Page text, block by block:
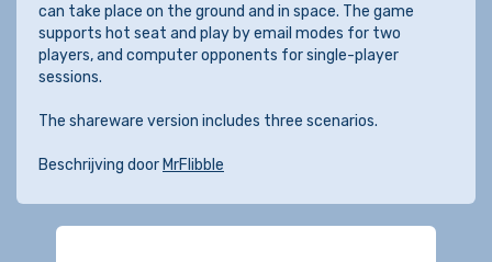
can take place on the ground and in space. The game
supports hot seat and play by email modes for two
players, and computer opponents for single-player
sessions.
The shareware version includes three scenarios.
Beschrijving door MrFlibble